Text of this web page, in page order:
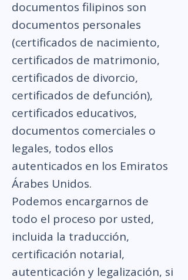
documentos filipinos son
documentos personales
(certificados de nacimiento,
certificados de matrimonio,
certificados de divorcio,
certificados de defunción),
certificados educativos,
documentos comerciales o
legales, todos ellos
autenticados en los Emiratos
Árabes Unidos.
Podemos encargarnos de
todo el proceso por usted,
incluida la traducción,
certificación notarial,
autenticación y legalización, si